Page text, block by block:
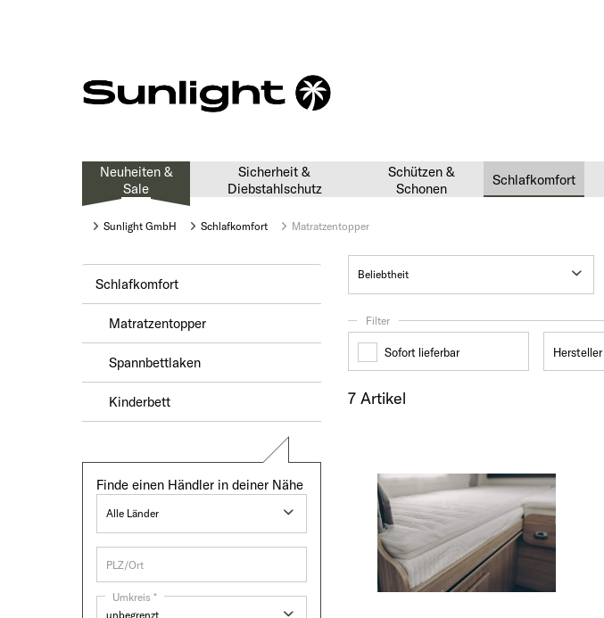
Neuheiten &
Sale
Sicherheit &
Diebstahlschutz
Schützen &
Schonen
Schlafkomfort
Sunlight GmbH Schlafkomfort Matratzentopper
Schlafkomfort
Matratzentopper
Spannbettlaken
Kinderbett
Finde einen Händler in deiner Nähe
Umkreis *
Filter
Sofort lieferbar Hersteller
7 Artikel